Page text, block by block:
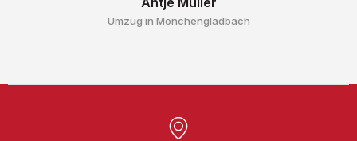
Umzug in Mönchengladbach